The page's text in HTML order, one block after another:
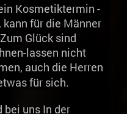
Kosmetiktermin -
für die Männer
Glück sind
lassen nicht
auch die Herren
für sich.
uns In der